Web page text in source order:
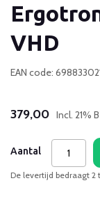
VHD
EAN code:
379,00 Incl. 21%
Aantal
De levertijd bedraagt 2